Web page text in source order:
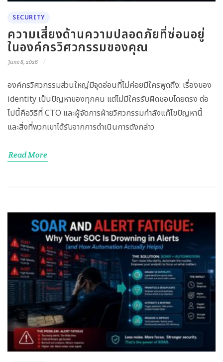
SECURITY
ความเสี่ยงด้านความปลอดภัยที่ซ่อนอยู่
ในองค์กรวิศวกรรมของคุณ
June 8, 2026
องค์กรวิศวกรรมส่วนใหญ่มีจุดอ่อนที่ไม่ค่อยมีใครพูดถึง: เรื่องของ
identity เป็นปัญหาของทุกคน แต่ไม่มีใครรับผิดชอบโดยตรง ต่อ
ไปนี้คือวิธีที่ CTO และผู้จัดการฝ่ายวิศวกรรมกำลังแก้ไขปัญหานี้
และสิ่งที่พวกเขาได้รับจากการดำเนินการดังกล่าว
Read More